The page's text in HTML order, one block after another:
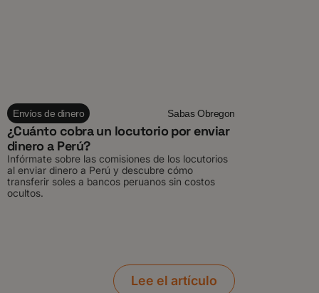
Envíos de dinero Sabas Obregon
¿Cuánto cobra un locutorio por enviar
dinero a Perú?
Infórmate sobre las comisiones de los locutorios
al enviar dinero a Perú y descubre cómo
transferir soles a bancos peruanos sin costos
ocultos.
Lee el artículo